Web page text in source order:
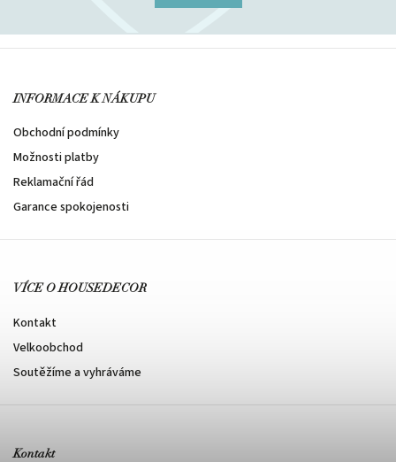
INFORMACE K NÁKUPU
Obchodní podmínky
Možnosti platby
Reklamační řád
Garance spokojenosti
VÍCE O HOUSEDECOR
Kontakt
Velkoobchod
Soutěžíme a vyhráváme
Kontakt